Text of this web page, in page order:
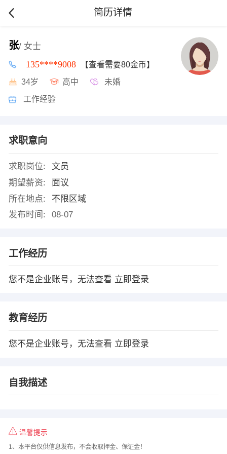
简历详情
张/ 女士
135****9008 【查看需要80金币】
34岁 高中 未婚
工作经验
求职意向
求职岗位:
文员
期望薪资:
面议
所在地点:
不限区域
发布时间:
08-07
工作经历
您不是企业账号，无法查看 立即登录
教育经历
您不是企业账号，无法查看 立即登录
自我描述
温馨提示
1、本平台仅供信息发布，不会收取押金、保证金！